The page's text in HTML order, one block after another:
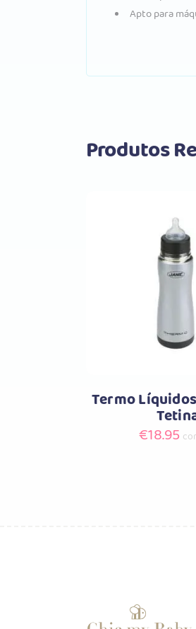
Apto para
Produtos
Termo
€18.95